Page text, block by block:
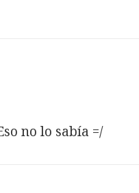
no lo sabía =/